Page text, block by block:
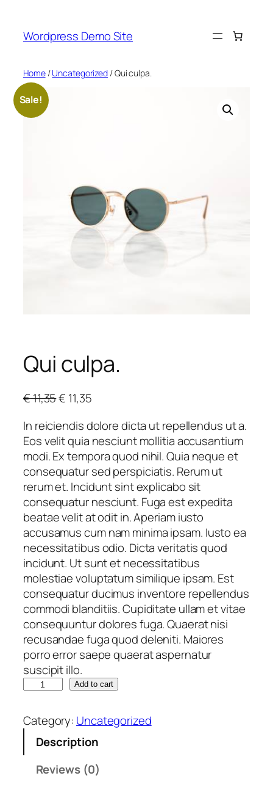
content
Wordpress Demo Site
Home/Uncategorized / Qui culpa.
Sale!
Qui culpa.
€11,35O
i
g
i
n
a
l
p
r
i
c
e
w
a
s
:
€
1
,
5
.
€ 11,35C
r
r
e
n
t
p
r
i
c
e
i
s
:
€
1
,
5
In reiciendis dolore dicta ut repellendus ut a.
Eos velit quia nesciunt mollitia accusantium
modi. Ex tempora quod nihil. Quia neque et
consequatur sed perspiciatis. Rerum ut
rerum et. Incidunt sint explicabo sit
consequatur nesciunt. Fuga est expedita
beatae velit at odit in. Aperiam iusto
accusamus cum nam minima ipsam. Iusto ea
necessitatibus odio. Dicta veritatis quod
incidunt. Ut sunt et necessitatibus
molestiae voluptatum similique ipsam. Est
consequatur ducimus inventore repellendus
commodi blanditiis. Cupiditate ullam et vitae
consequuntur dolores fuga. Quaerat nisi
recusandae fuga quod deleniti. Maiores
porro error saepe quaerat aspernatur
suscipit illo.
i
c
Add to cart
Category: Uncategorized
Description
Reviews (0)